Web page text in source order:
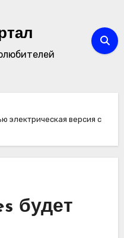
электрическая версия с
будет